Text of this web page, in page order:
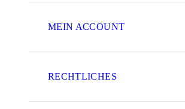
MEIN ACCOUNT
RECHTLICHES